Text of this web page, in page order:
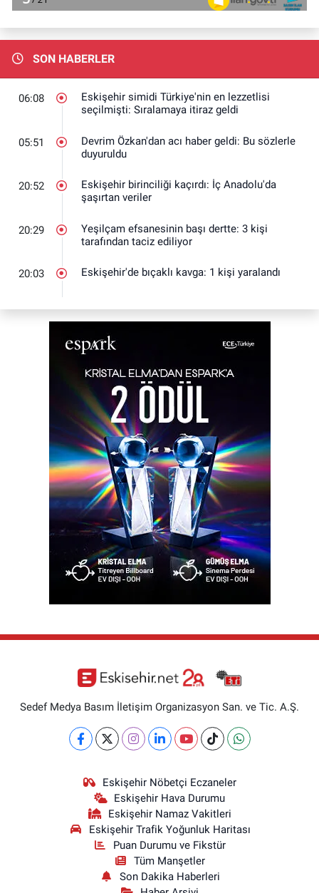
SON HABERLER
06:08
Eskişehir simidi Türkiye'nin en lezzetlisi
seçilmişti: Sıralamaya itiraz geldi
05:51
Devrim Özkan'dan acı haber geldi: Bu sözlerle
duyuruldu
20:52
Eskişehir birinciliği kaçırdı: İç Anadolu'da
şaşırtan veriler
20:29
Yeşilçam efsanesinin başı dertte: 3 kişi
tarafından taciz ediliyor
20:03 Eskişehir'de bıçaklı kavga: 1 kişi yaralandı
Sedef Medya Basım İletişim Organizasyon San. ve Tic. A.Ş.
Eskişehir Nöbetçi Eczaneler
Eskişehir Hava Durumu
Eskişehir Namaz Vakitleri
Eskişehir Trafik Yoğunluk Haritası
Puan Durumu ve Fikstür
Tüm Manşetler
Son Dakika Haberleri